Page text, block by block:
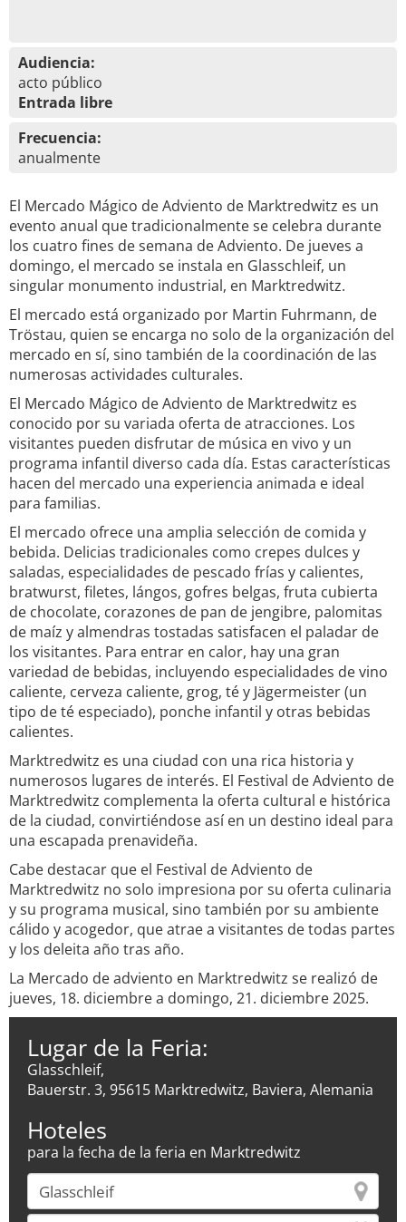
Audiencia:
acto público
Entrada libre
Frecuencia:
anualmente
El Mercado Mágico de Adviento de Marktredwitz es un
evento anual que tradicionalmente se celebra durante
los cuatro fines de semana de Adviento. De jueves a
domingo, el mercado se instala en Glasschleif, un
singular monumento industrial, en Marktredwitz.
El mercado está organizado por Martin Fuhrmann, de
Tröstau, quien se encarga no solo de la organización del
mercado en sí, sino también de la coordinación de las
numerosas actividades culturales.
El Mercado Mágico de Adviento de Marktredwitz es
conocido por su variada oferta de atracciones. Los
visitantes pueden disfrutar de música en vivo y un
programa infantil diverso cada día. Estas características
hacen del mercado una experiencia animada e ideal
para familias.
El mercado ofrece una amplia selección de comida y
bebida. Delicias tradicionales como crepes dulces y
saladas, especialidades de pescado frías y calientes,
bratwurst, filetes, lángos, gofres belgas, fruta cubierta
de chocolate, corazones de pan de jengibre, palomitas
de maíz y almendras tostadas satisfacen el paladar de
los visitantes. Para entrar en calor, hay una gran
variedad de bebidas, incluyendo especialidades de vino
caliente, cerveza caliente, grog, té y Jägermeister (un
tipo de té especiado), ponche infantil y otras bebidas
calientes.
Marktredwitz es una ciudad con una rica historia y
numerosos lugares de interés. El Festival de Adviento de
Marktredwitz complementa la oferta cultural e histórica
de la ciudad, convirtiéndose así en un destino ideal para
una escapada prenavideña.
Cabe destacar que el Festival de Adviento de
Marktredwitz no solo impresiona por su oferta culinaria
y su programa musical, sino también por su ambiente
cálido y acogedor, que atrae a visitantes de todas partes
y los deleita año tras año.
La Mercado de adviento en Marktredwitz se realizó de
jueves, 18. diciembre a domingo, 21. diciembre 2025.
Lugar de la Feria:
Glasschleif,
Bauerstr. 3, 95615 Marktredwitz, Baviera, Alemania
Hoteles
para la fecha de la feria en Marktredwitz